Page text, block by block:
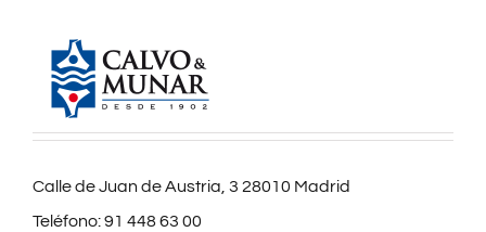
Calle de Juan de Austria, 3 28010 Madrid
Teléfono:91 448 63 00